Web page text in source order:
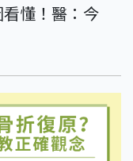
懂！醫：今